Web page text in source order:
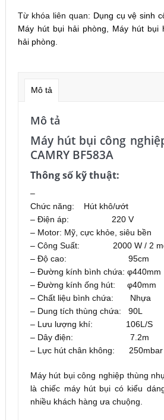
Từ khóa liên quan: Dụng cụ vệ sinh
Máy hút bụi hải phòng
Máy hút bụi
hải phòng
Mô tả
Mô tả
Máy hút bụi công
CAMRY BF583A
Thông số kỹ thuật:
–
Chức năng: Hút khô/ướt
– Điện áp: 220 V
– Motor: Mỹ, cực khỏe, siêu bền
– Công Suất: 2000 W / 2
– Độ cao: 95cm
– Đường kính bình chứa: φ440mm
– Đường kính ống hút: φ40mm
– Chất liệu bình chứa: Nhựa
– Dung tích thùng chứa: 90L
– Lưu lượng khí: 106L/S
– Dây điện: 7.2m
– Lực hút chân không: 250mbar
Máy hút bụi công nghiệp thùng
là chiếc máy hút bụi có kiểu
nhiều khách hàng ưa chuộng.